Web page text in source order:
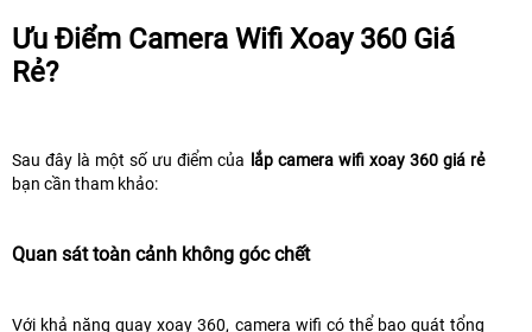
Ưu Điểm Camera Wifi Xoay 360 Giá
Rẻ?
Sau đây là một số ưu điểm của lắp camera wifi xoay 360 giá rẻ
bạn cần tham khảo:
Quan sát toàn cảnh không góc chết
Với khả năng quay xoay 360, camera wifi có thể bao quát tổng